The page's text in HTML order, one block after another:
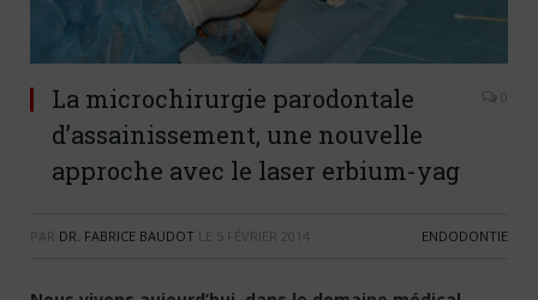
La microchirurgie parodontale
d’assainissement, une nouvelle
approche avec le laser erbium-yag
0
PAR DR. FABRICE BAUDOT LE 5 FÉVRIER 2014 ENDODONTIE